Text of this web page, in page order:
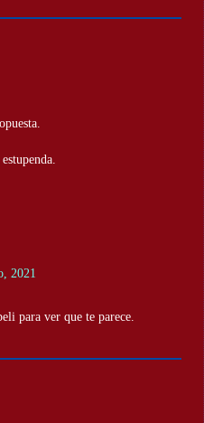
2021
para ver que te parece.